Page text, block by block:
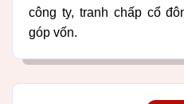
công ty, tranh chấp cổ
góp vốn.